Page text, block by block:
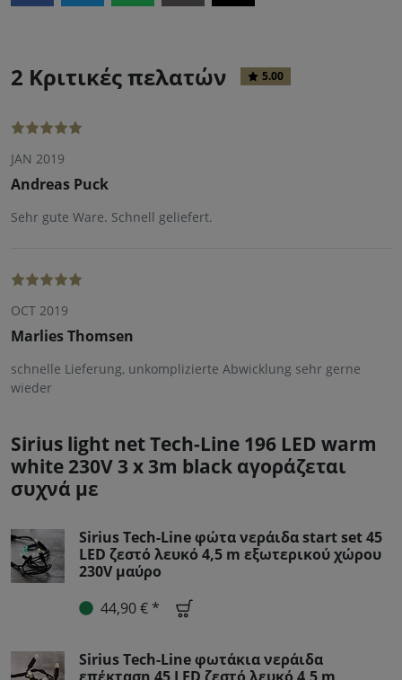
2 Κριτικές πελατών 5.00
JAN 2019
Andreas Puck
Sehr gute Ware. Schnell geliefert.
OCT 2019
Marlies Thomsen
schnelle Lieferung, unkomplizierte Abwicklung sehr gerne
wieder
Sirius light net Tech-Line 196 LED warm
white 230V 3 x 3m black αγοράζεται
συχνά με
Sirius Tech-Line φώτα νεράιδα start set 45
LED ζεστό λευκό 4,5 m εξωτερικού χώρου
230V μαύρο
44,90 € *
Sirius Tech-Line φωτάκια νεράιδα